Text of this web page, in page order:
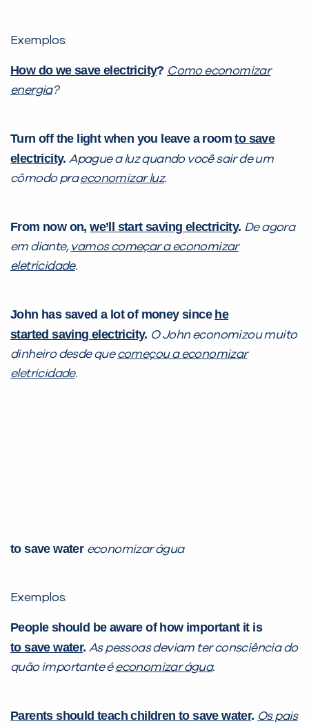
Exemplos:
How do wesave electricity? Comoeconomizar
energia?
Turn off the light when you leave a roomto save
electricity. Apague a luz quando você sair de um
cômodo praeconomizar luz.
From now on,we’ll startsaving electricity. De agora
em diante, vamos começar aeconomizar
eletricidade.
John has saved a lot of money since he
startedsaving electricity. O John economizou muito
dinheiro desde quecomeçou aeconomizar
eletricidade.
to save water economizar água
Exemplos:
People should be aware of how important it is
tosave water.As pessoas deviam ter consciência do
quão importante éeconomizar água.
Parents should teach children tosave water. Os pais